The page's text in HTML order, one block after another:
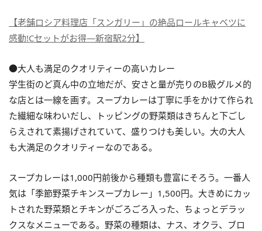
【老舗ロシア料理店「スンガリー」の絶品ロールキャベツに
感動!Cセットがお得―新宿駅2分】
●大人も満足のクオリティーの高いカレー
学生街のど真ん中の立地だが、安さと量が売りのB級グルメ的
な店とは一線を画す。スープカレーは丁寧に手をかけて作られ
た繊細な味わいだし、トッピングの野菜類はきちんと下ごし
らえされて素揚げされていて、盛りつけも美しい。大の大人
も大満足のクオリティーなのである。
スープカレーは1,000円前後から種類も豊富にそろう。一番人
気は「季節野菜チキンスープカレー」1,500円。大きめにカッ
トされた野菜類とチキンがごろごろ入った、ちょっとデラッ
クスなメニューである。野菜の種類は、ナス、オクラ、ブロ